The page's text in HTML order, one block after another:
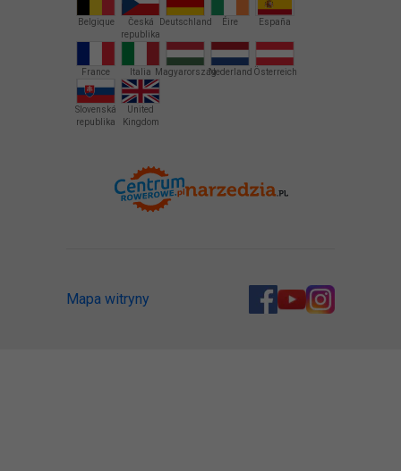
Belgique
Česká
republika
Deutschland Éire España
France Italia MagyarországNederland Österreich
Slovenská
republika
United
Kingdom
Mapa witryny